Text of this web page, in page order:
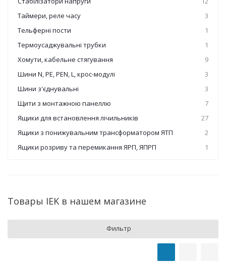
Таймери, реле часу
3
Тельферні пости
1
Термоусаджувальні трубки
1
Хомути, кабельне стягування
9
Шини N, PE, PEN, L, крос-модулі
3
Шини з'єднувальні
3
Щити з монтажною панеллю
7
Ящики для встановлення лічильників
27
Ящики з понижувальним трансформатором ЯТП
2
Ящики розриву та перемикання ЯРП, ЯПРП
1
Товары IEK в нашем магазине
Фильтр